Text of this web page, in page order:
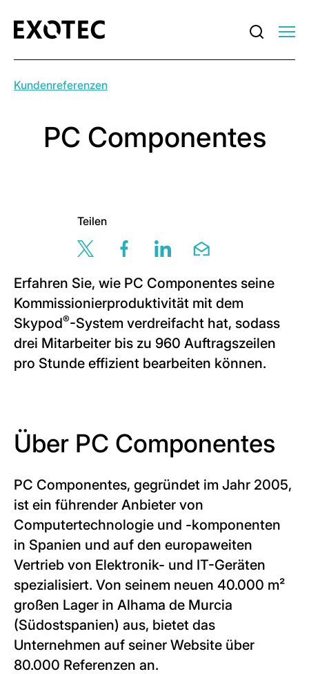
Kundenreferenzen
PC Componentes
Teilen
Share this page via twitter
Share this page via facebook
Share this page via
Share this page
Erfahren Sie, wie PC Componentes seine
Kommissionierproduktivität mit dem
Skypod®-System verdreifacht hat, sodass
drei Mitarbeiter bis zu 960 Auftragszeilen
pro Stunde effizient bearbeiten können.
Über PC Componentes
PC Componentes, gegründet im Jahr 2005,
ist ein führender Anbieter von
Computertechnologie und -komponenten
in Spanien und auf den europaweiten
Vertrieb von Elektronik- und IT-Geräten
spezialisiert. Von seinem neuen 40.000 m²
großen Lager in Alhama de Murcia
(Südostspanien) aus, bietet das
Unternehmen auf seiner Website über
80.000 Referenzen an.